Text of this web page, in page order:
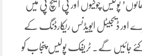
پولیس چوکیوں اور پی ایچ پی میں
اور ڈیجیٹل ایویڈنس ریکارڈنگ کے
جائیں گے۔ ٹریفک پولیس پنجاب کو